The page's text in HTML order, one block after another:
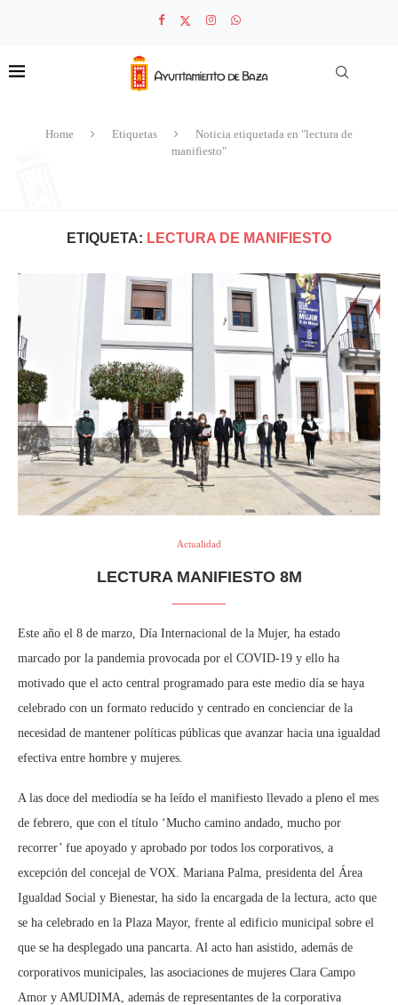
Home Etiquetas
Noticia etiquetada en "lectura de
manifiesto"
ETIQUETA: LECTURA DE MANIFIESTO
Actualidad
LECTURA MANIFIESTO 8M
Este año el 8 de marzo, Día Internacional de la Mujer, ha estado
marcado por la pandemia provocada por el COVID-19 y ello ha
motivado que el acto central programado para este medio día se haya
celebrado con un formato reducido y centrado en concienciar de la
necesidad de mantener políticas públicas que avanzar hacia una igualdad
efectiva entre hombre y mujeres.
A las doce del mediodía se ha leído el manifiesto llevado a pleno el mes
de febrero, que con el título ‘Mucho camino andado, mucho por
recorrer’ fue apoyado y aprobado por todos los corporativos, a
excepción del concejal de VOX. Mariana Palma, presidenta del Área
Igualdad Social y Bienestar, ha sido la encargada de la lectura, acto que
se ha celebrado en la Plaza Mayor, frente al edificio municipal sobre el
que se ha desplegado una pancarta. Al acto han asistido, además de
corporativos municipales, las asociaciones de mujeres Clara Campo
Amor y AMUDIMA, además de representantes de la corporativa